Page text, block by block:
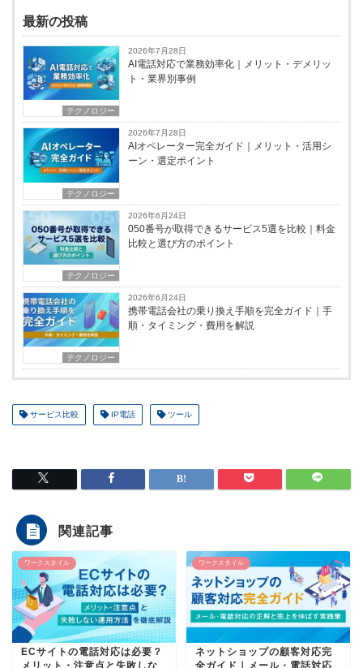
最新の投稿
テクノロジー
2026年7月28日
AI電話対応で業務効率化｜メリット・デメリッ
ト・業界別事例
テクノロジー
2026年7月28日
AIオペレーター完全ガイド｜メリット・活用シ
ーン・選定ポイント
テクノロジー
2026年6月24日
050番号が取得できるサービス5選を比較｜料金
比較と選び方のポイント
テクノロジー
2026年6月24日
携帯電話会社の乗り換え手順を完全ガイド｜手
順・タイミング・費用を解説
サービス比較 IP電話 ツール
関連記事
ワークスタイル
ECサイトの電話対応は必要？
ワークスタイル
ネットショップの顧客対応完